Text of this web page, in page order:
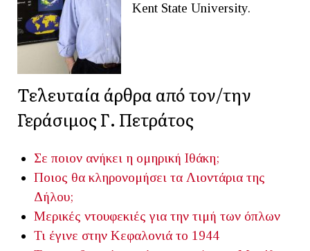
Kent State University.
Τελευταία άρθρα από τον/την
Γεράσιμος Γ. Πετράτος
Σε ποιον ανήκει η ομηρική Ιθάκη;
Ποιος θα κληρονομήσει τα Λιοντάρια της
Δήλου;
Μερικές ντουφεκιές για την τιμή των όπλων
Τι έγινε στην Κεφαλονιά το 1944